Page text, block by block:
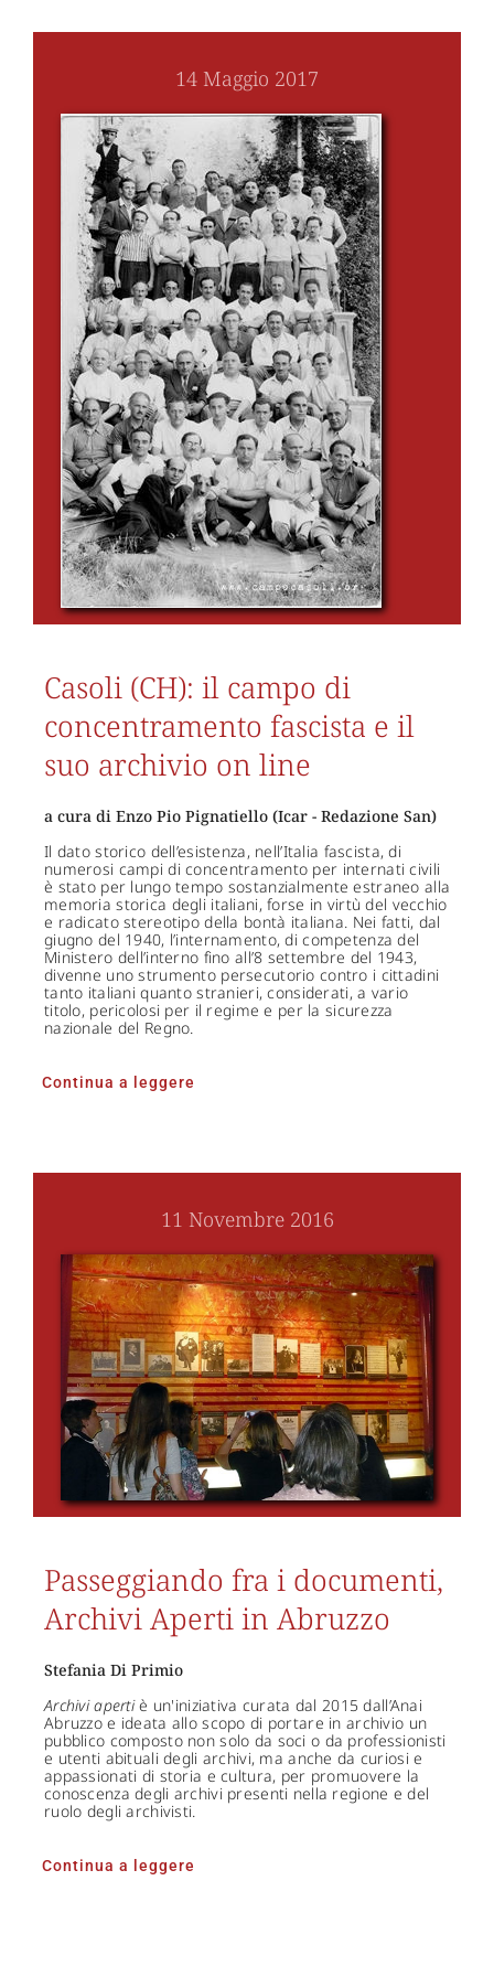
14 Maggio 2017
Casoli (CH): il campo di
concentramento fascista e il
suo archivio on line
a cura di Enzo Pio Pignatiello (Icar - Redazione San)
Il dato storico dell’esistenza, nell’Italia fascista, di
numerosi campi di concentramento per internati civili
è stato per lungo tempo sostanzialmente estraneo alla
memoria storica degli italiani, forse in virtù del vecchio
e radicato stereotipo della bontà italiana. Nei fatti, dal
giugno del 1940, l’internamento, di competenza del
Ministero dell’interno fino all’8 settembre del 1943,
divenne uno strumento persecutorio contro i cittadini
tanto italiani quanto stranieri, considerati, a vario
titolo, pericolosi per il regime e per la sicurezza
nazionale del Regno.
Continua a leggere
11 Novembre 2016
Passeggiando fra i documenti,
Archivi Aperti in Abruzzo
Stefania Di Primio
Archivi apertiè un'iniziativa curata dal 2015 dall’Anai
Abruzzo e ideata allo scopo di portare in archivio un
pubblico composto non solo da soci o da professionisti
e utenti abituali degli archivi, ma anche da curiosi e
appassionati di storia e cultura, per promuovere la
conoscenza degli archivi presenti nella regione e del
ruolo degli archivisti.
Continua a leggere